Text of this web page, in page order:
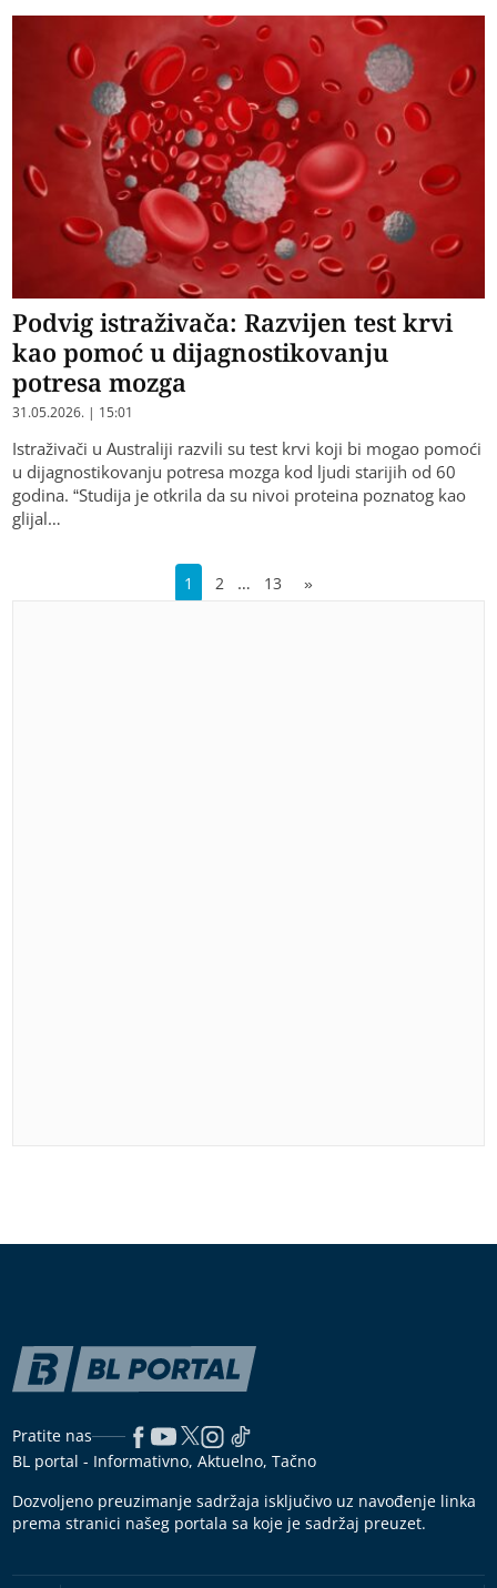
Podvig istraživača: Razvijen test krvi
kao pomoć u dijagnostikovanju
potresa mozga
31.05.2026. | 15:01
Istraživači u Australiji razvili su test krvi koji bi mogao pomoći
u dijagnostikovanju potresa mozga kod ljudi starijih od 60
godina. “Studija je otkrila da su nivoi proteina poznatog kao
glijal…
1 2 … 13 »
Pratite nas
BL portal - Informativno, Aktuelno, Tačno
Dozvoljeno preuzimanje sadržaja isključivo uz navođenje linka
prema stranici našeg portala sa koje je sadržaj preuzet.